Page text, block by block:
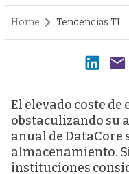
Home Tendencias TI
El elevado coste
obstaculizando su
anual de DataCore
almacenamiento.
instituciones